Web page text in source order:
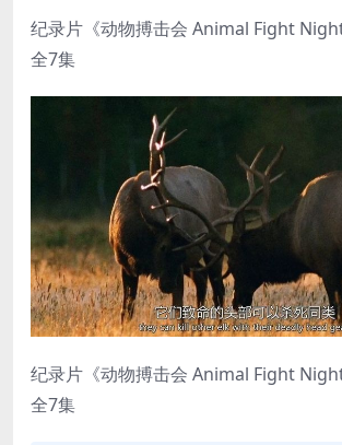
纪录片《动物搏击会 Animal Fight
全7集
纪录片《动物搏击会 Animal Fight
全7集